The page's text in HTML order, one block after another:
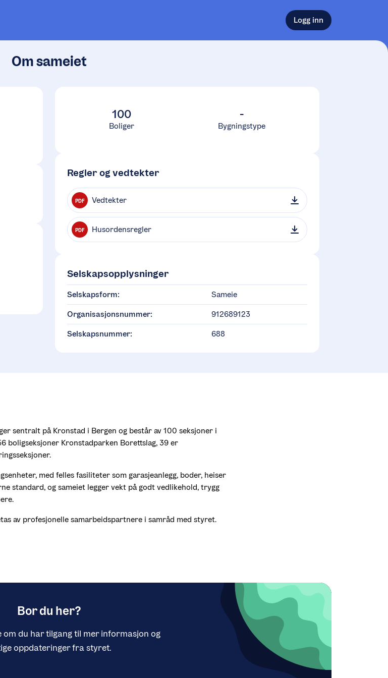
Logg inn
Om sameiet
100
Boliger
-
Bygningstype
Regler og vedtekter
PDF Vedtekter
PDF Husordensregler
Selskapsopplysninger
Selskapsform: Sameie
Organisasjonsnummer: 912689123
Selskapsnummer: 688
sentralt på Kronstad i Bergen og består av 100 seksjoner i
boligseksjoner Kronstadparken Borettslag, 39 er
med felles fasiliteter som garasjeanlegg, boder, heiser
standard, og sameiet legger vekt på godt vedlikehold, trygg
av profesjonelle samarbeidspartnere i samråd med styret.
Bor du her?
om du har tilgang til mer informasjon og
oppdateringer fra styret.